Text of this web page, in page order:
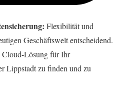
Flexibilität und
Geschäftswelt entscheidend.
Cloud-Lösung für Ihr
Lippstadt zu finden und zu